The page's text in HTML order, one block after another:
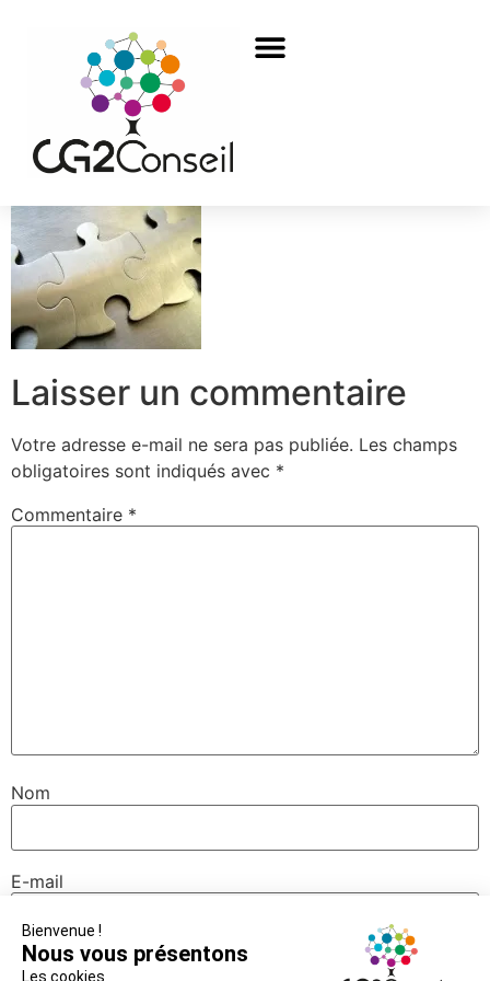
Laisser un commentaire
Votre adresse e-mail ne sera pas publiée. Les champs
obligatoires sont indiqués avec *
Commentaire *
Nom
E-mail
Site web